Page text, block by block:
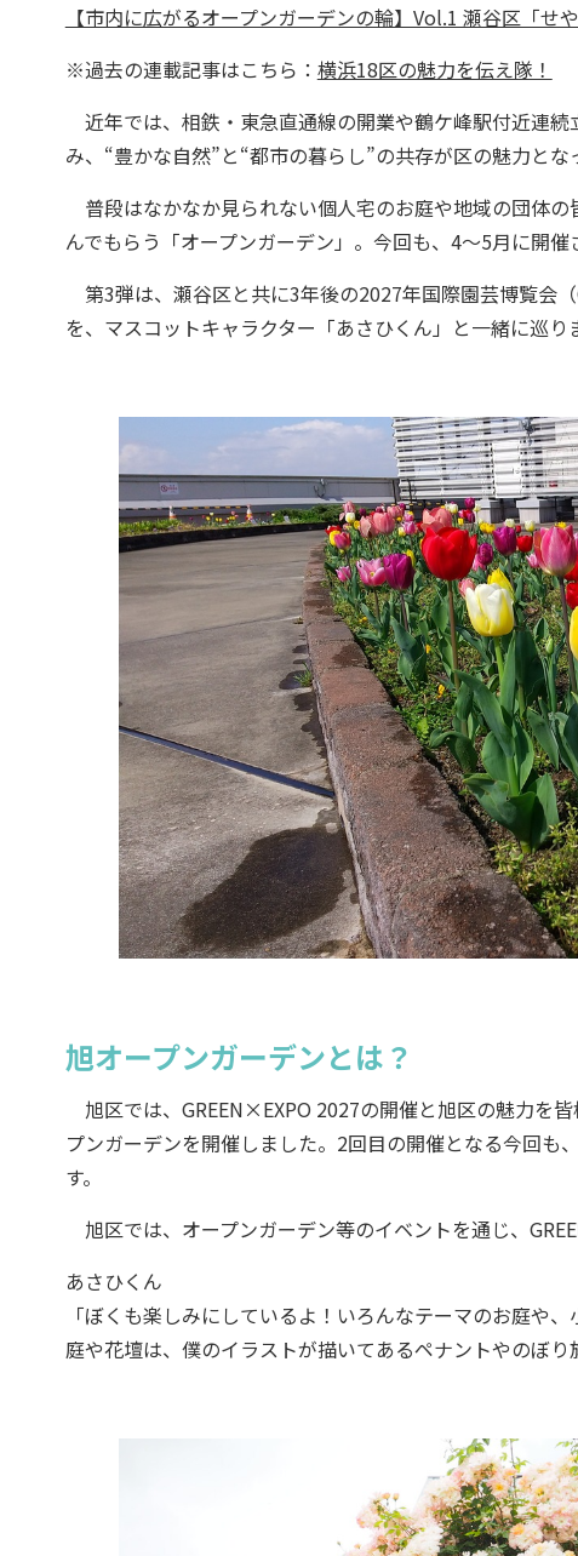
【市内に広がるオープンガーデンの輪】Vol.1 瀬谷区「せ
※過去の連載記事はこちら： 横浜18区の魅力を伝え隊！
近年では、相鉄・東急直通線の開業や鶴ケ峰駅付近連
み、“豊かな自然”と“都市の暮らし”の共存が区の魅力とな
普段はなかなか見られない個人宅のお庭や地域の団体
んでもらう「オープンガーデン」。今回も、4～5月に開
第3弾は、瀬谷区と共に3年後の2027年国際園芸博覧会
を、マスコットキャラクター「あさひくん」と一緒に巡り
旭オープンガーデンとは？
旭区では、GREEN×EXPO 2027の開催と旭区の魅力を
プンガーデンを開催しました。2回目の開催となる今回
す。
旭区では、オープンガーデン等のイベントを通じ、
あさひくん
「ぼくも楽しみにしているよ！いろんなテーマのお庭や
庭や花壇は、僕のイラストが描いてあるペナントやのぼり